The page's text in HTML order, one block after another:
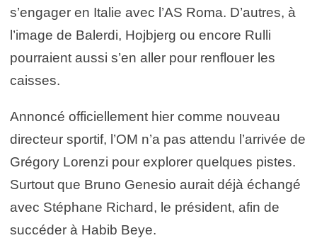
s’engager en Italie avec l’AS Roma. D’autres, à
l’image de Balerdi, Hojbjerg ou encore Rulli
pourraient aussi s’en aller pour renflouer les
caisses.
Annoncé officiellement hier comme nouveau
directeur sportif, l’OM n’a pas attendu l’arrivée de
Grégory Lorenzi pour explorer quelques pistes.
Surtout que Bruno Genesio aurait déjà échangé
avec Stéphane Richard, le président, afin de
succéder à Habib Beye.